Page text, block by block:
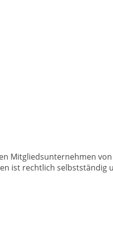
Mitgliedsunternehmen
ist rechtlich